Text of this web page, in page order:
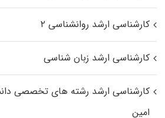
کارشناسی ارشد روانشناسی ۲
کارشناسی ارشد زبان شناسی
کارشناسی ارشد رﺷﺘﻪ ﻫﺎی تخصصی
اﻣﻴﻦ